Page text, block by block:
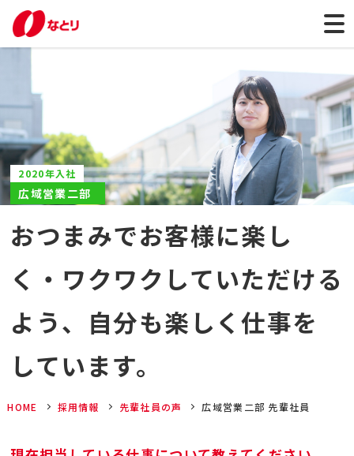
おつまみでお客様に楽し
く・ワクワクしていただける
よう、自分も楽しく仕事を
しています。
2020年入社
広域営業二部
HOME 採用情報 先輩社員の声 広域営業二部 先輩社員